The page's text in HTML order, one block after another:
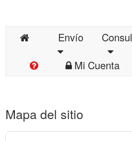
Envío
Mi Cuenta
Mapa del sitio